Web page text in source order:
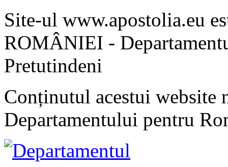
Site-ul www.apostolia.eu
ROMÂNIEI -
Pretutindeni
Conținutul acestui website
Departamentului pentru